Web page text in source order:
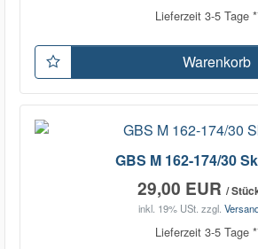
Lieferzeit 3-5 Tage
Warenkorb
GBS M 162-174/30
29,00 EUR /
inkl. 19% USt. zzgl.
Lieferzeit 3-5 Tage